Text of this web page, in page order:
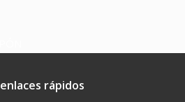
enlaces rápidos